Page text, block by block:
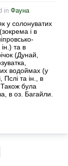
in Фауна
у солонуватих
і в
та в
(Дунай,
водоймах (у
Пслі та ін., в
була
в оз. Багайли.